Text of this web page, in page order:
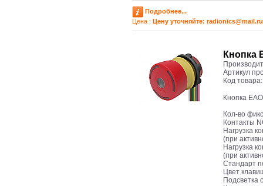
Подробнее...
Цена : Цену уточняйте: radioniсs@mail.ru
Кнопка
Артикул
Код
Кнопка
Кол-во
Контакты
Нагрузка
(при
Нагрузка
(при
Стандарт
Цвет
Подсветка